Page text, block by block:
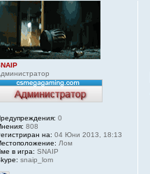
0
808
на: 04 Юни 2013, 18:13
Лом
в игра: SNAIP
snaip_lom